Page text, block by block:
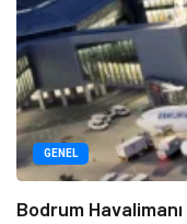
GENEL
Bodrum